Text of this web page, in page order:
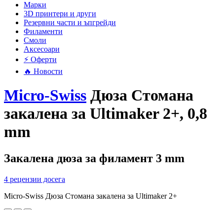
Mарки
3D принтери и други
Резервни части и ъпгрейди
Филаменти
Смоли
Аксесоари
⚡ Оферти
🔥 Новости
Micro-Swiss Дюза Стомана
закалена за Ultimaker 2+, 0,8
mm
Закалена дюза за филамент 3 mm
4 рецензии досега
Micro-Swiss Дюза Стомана закалена за Ultimaker 2+